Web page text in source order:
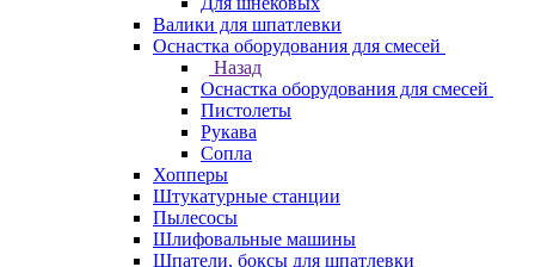
Валики для шпатлевки
Оснастка оборудования для смесей
Назад
Оснастка оборудования для смесей
Пистолеты
Рукава
Сопла
Хопперы
Штукатурные станции
Пылесосы
Шлифовальные машины
Шпатели, боксы для шпатлевки